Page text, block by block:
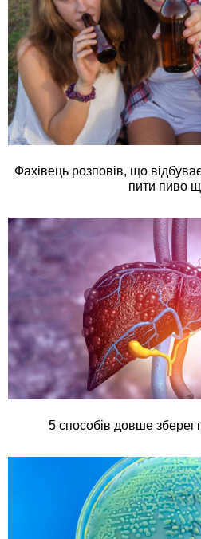
Фахівець розповів, що
пити пиво
5 способів довше